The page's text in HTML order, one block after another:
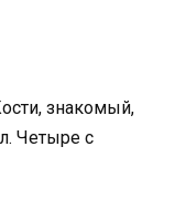
знакомый,
Четыре с